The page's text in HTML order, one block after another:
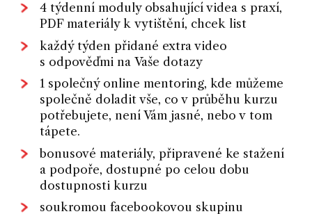
4 týdenní moduly obsahující videa s praxí,
PDF materiály k vytištění, chcek list
každý týden přidané extra video
s odpověďmi na Vaše dotazy
1 společný online mentoring, kde můžeme
společně doladit vše, co v průběhu kurzu
potřebujete, není Vám jasné, nebo v tom
tápete.
bonusové materiály, připravené ke stažení
a podpoře, dostupné po celou dobu
dostupnosti kurzu
soukromou facebookovou skupinu